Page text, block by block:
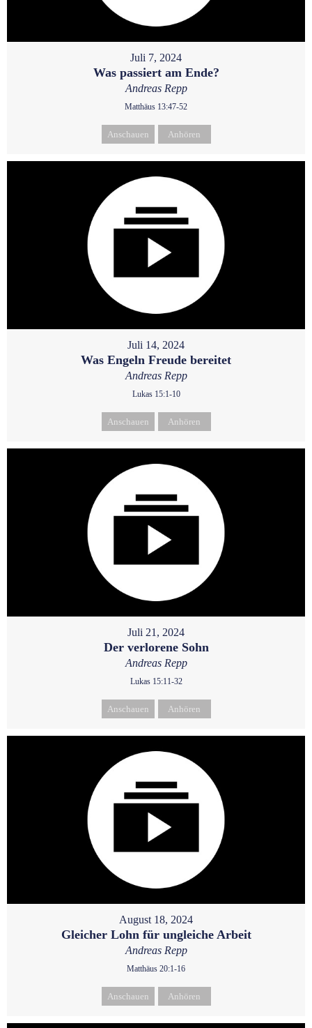
Juli 7, 2024
Was passiert am Ende?
Andreas Repp
Matthäus 13:47-52
Anschauen Anhören
Juli 14, 2024
Was Engeln Freude bereitet
Andreas Repp
Lukas 15:1-10
Anschauen Anhören
Juli 21, 2024
Der verlorene Sohn
Andreas Repp
Lukas 15:11-32
Anschauen Anhören
August 18, 2024
Gleicher Lohn für ungleiche Arbeit
Andreas Repp
Matthäus 20:1-16
Anschauen Anhören